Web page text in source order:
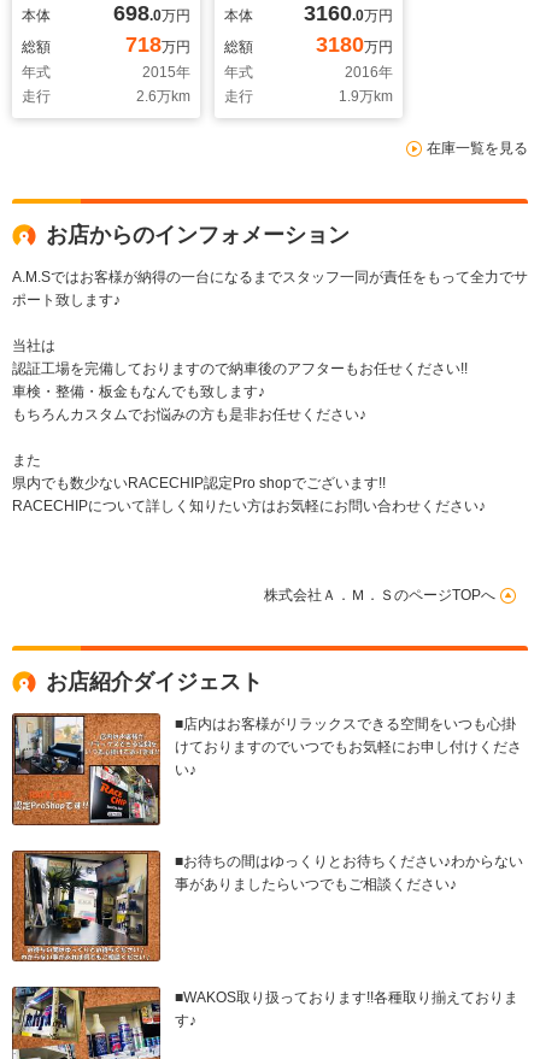
赤革 パワーシート シ
ートヒーター 社外
HDDナビ リアカメラ
ドライブレコーダー
フロントPPF カーボ
本体 698.0万円
総額
718万円
年式
2015年
走行
2.6万km
本体 3160.0万円
総額
3180万円
年式
2016年
走行
1.9万km
在庫一覧を見る
お店からのインフォメーション
A.M.Sではお客様が納得の一台になるまでスタッフ一同が責任をもって全力でサ
ポート致します♪
当社は
認証工場を完備しておりますので納車後のアフターもお任せください!!
車検・整備・板金もなんでも致します♪
もちろんカスタムでお悩みの方も是非お任せください♪
また
県内でも数少ないRACECHIP認定Pro shopでございます!!
RACECHIPについて詳しく知りたい方はお気軽にお問い合わせください♪
株式会社Ａ．Ｍ．ＳのページTOPへ
お店紹介ダイジェスト
■店内はお客様がリラックスできる空間をいつも心掛
けておりますのでいつでもお気軽にお申し付けくださ
い♪
■お待ちの間はゆっくりとお待ちください♪わからない
事がありましたらいつでもご相談ください♪
■WAKOS取り扱っております!!各種取り揃えておりま
す♪